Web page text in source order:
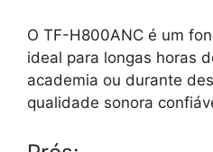
O TF-H800ANC é um
ideal para longas horas
academia ou durante
qualidade sonora